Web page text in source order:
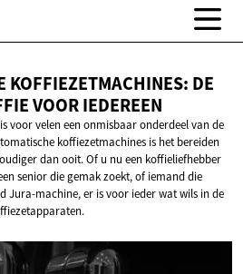
KOFFIEZETMACHINES: DE
VOOR IEDEREEN
voor velen een onmisbaar onderdeel van de
koffiezetmachines is het bereiden
dan ooit. Of u nu een koffieliefhebber
senior die gemak zoekt, of iemand die
Jura-machine, er is voor ieder wat wils in de